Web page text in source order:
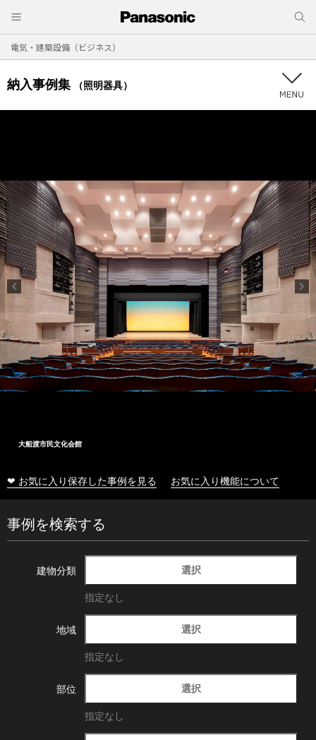
電気・建築設備（ビジネス）
納入事例集 （照明器具）
大船渡市民文化会館
❤ お気に入り保存した事例を見る お気に入り機能について
事例を検索する
建物分類 選択
指定なし
地域 選択
指定なし
部位 選択
指定なし